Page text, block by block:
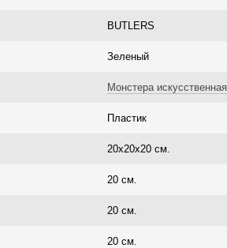
BUTLERS
Зеленый
Монстера искусственная
Пластик
20х20х20 см.
20 см.
20 см.
20 см.